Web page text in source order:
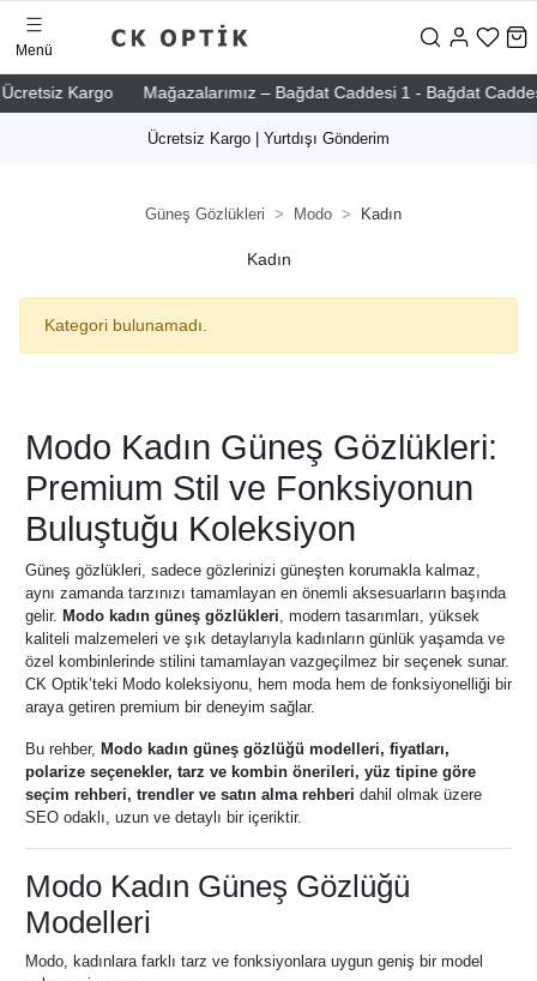
Kargo Mağazalarımız – Bağdat Caddesi 1 - Bağdat
Menü
Ücretsiz Kargo | Yurtdışı Gönderim
Güneş Gözlükleri Modo Kadın
Kadın
Kategori bulunamadı.
Modo Kadın Güneş Gözlükleri:
Premium Stil ve Fonksiyonun
Buluştuğu Koleksiyon
Güneş gözlükleri, sadece gözlerinizi güneşten korumakla kalmaz,
aynı zamanda tarzınızı tamamlayan en önemli aksesuarların başında
gelir. Modo kadın güneş gözlükleri, modern tasarımları, yüksek
kaliteli malzemeleri ve şık detaylarıyla kadınların günlük yaşamda ve
özel kombinlerinde stilini tamamlayan vazgeçilmez bir seçenek sunar.
CK Optik’teki Modo koleksiyonu, hem moda hem de fonksiyonelliği bir
araya getiren premium bir deneyim sağlar.
Bu rehber, Modo kadın güneş gözlüğü modelleri, fiyatları,
polarize seçenekler, tarz ve kombin önerileri, yüz tipine göre
seçim rehberi, trendler ve satın alma rehberi dahil olmak üzere
SEO odaklı, uzun ve detaylı bir içeriktir.
Modo Kadın Güneş Gözlüğü
Modelleri
Modo, kadınlara farklı tarz ve fonksiyonlara uygun geniş bir model